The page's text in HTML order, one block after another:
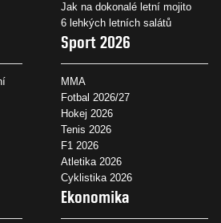
Jak na dokonalé letní mojito
6 lehkých letních salátů
Sport 2026
MMA
Fotbal 2026/27
Hokej 2026
Tenis 2026
F1 2026
Atletika 2026
Cyklistika 2026
Ekonomika